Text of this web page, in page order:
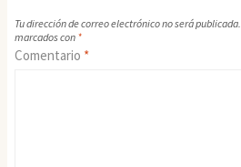
Tu dirección de correo electrónico no será publicada.
marcados con *
Comentario *